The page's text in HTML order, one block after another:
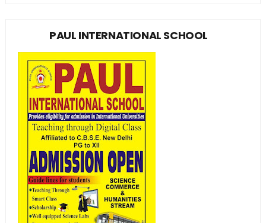
PAUL INTERNATIONAL SCHOOL